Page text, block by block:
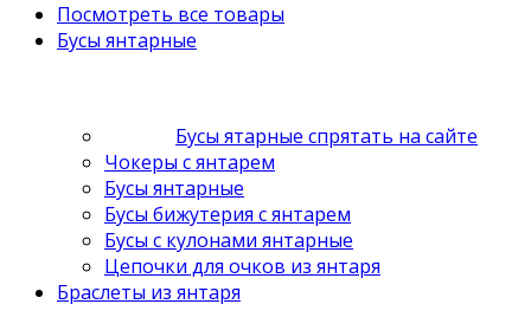
Посмотреть все товары
Бусы янтарные
Бусы ятарные спрятать на сайте
Чокеры с янтарем
Бусы янтарные
Бусы бижутерия с янтарем
Бусы с кулонами янтарные
Цепочки для очков из янтаря
Браслеты из янтаря